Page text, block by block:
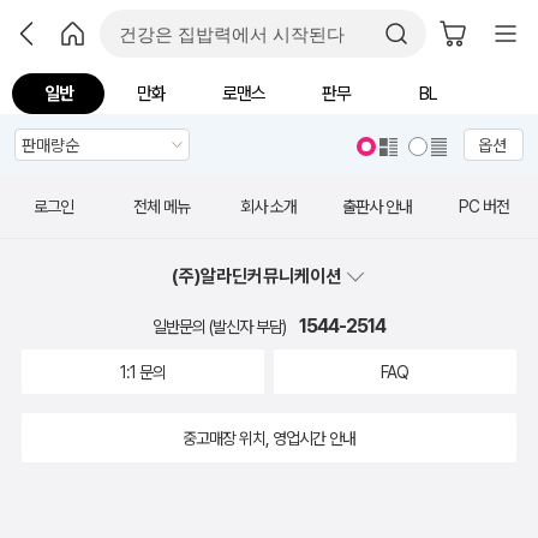
일반 만화 로맨스 판무 BL
옵션
로그인 전체 메뉴 회사 소개 출판사 안내 PC 버전
(주)알라딘커뮤니케이션
일반문의 (발신자 부담) 1544-2514
1:1 문의 FAQ
중고매장 위치, 영업시간 안내